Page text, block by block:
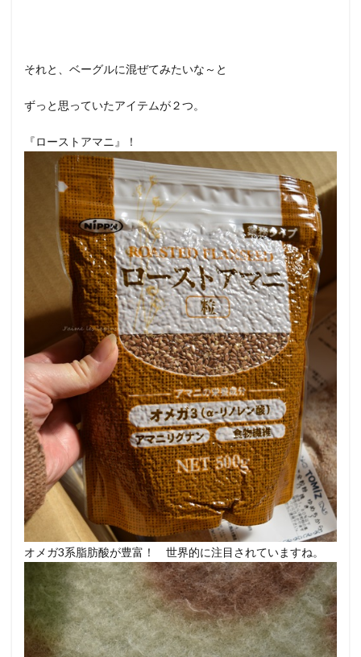
それと、ベーグルに混ぜてみたいな～と
ずっと思っていたアイテムが２つ。
『ローストアマニ』！
オメガ3系脂肪酸が豊富！ 世界的に注目されていますね。